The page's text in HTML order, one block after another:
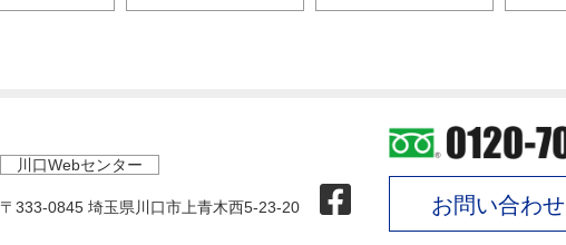
川口Webセンター
〒333-0845 埼玉県川口市上青木西5-23-20 お問い合わせ